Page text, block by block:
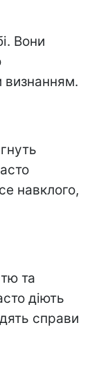
Вони
навклого,
та
діють
справи